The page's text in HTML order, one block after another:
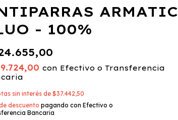
ARMATIC
- 100%
con Efectivo o Transferencia
sin interés de $37.442,50
descuento pagando con Efectivo o
Bancaria